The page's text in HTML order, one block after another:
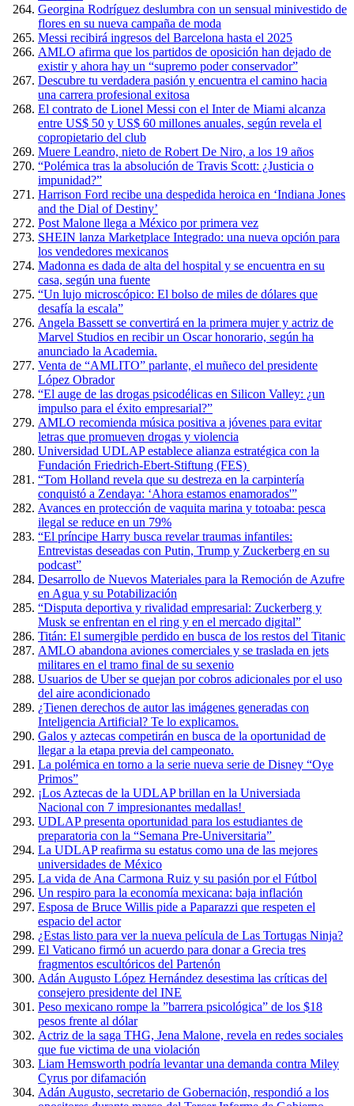
Georgina Rodríguez deslumbra con un sensual minivestido de
flores en su nueva campaña de moda
Messi recibirá ingresos del Barcelona hasta el 2025
AMLO afirma que los partidos de oposición han dejado de
existir y ahora hay un “supremo poder conservador”
Descubre tu verdadera pasión y encuentra el camino hacia
una carrera profesional exitosa
El contrato de Lionel Messi con el Inter de Miami alcanza
entre US$ 50 y US$ 60 millones anuales, según revela el
copropietario del club
Muere Leandro, nieto de Robert De Niro, a los 19 años
“Polémica tras la absolución de Travis Scott: ¿Justicia o
impunidad?”
Harrison Ford recibe una despedida heroica en ‘Indiana Jones
and the Dial of Destiny’
Post Malone llega a México por primera vez
SHEIN lanza Marketplace Integrado: una nueva opción para
los vendedores mexicanos
Madonna es dada de alta del hospital y se encuentra en su
casa, según una fuente
“Un lujo microscópico: El bolso de miles de dólares que
desafía la escala”
Angela Bassett se convertirá en la primera mujer y actriz de
Marvel Studios en recibir un Oscar honorario, según ha
anunciado la Academia.
Venta de “AMLITO” parlante, el muñeco del presidente
López Obrador
“El auge de las drogas psicodélicas en Silicon Valley: ¿un
impulso para el éxito empresarial?”
AMLO recomienda música positiva a jóvenes para evitar
letras que promueven drogas y violencia
Universidad UDLAP establece alianza estratégica con la
Fundación Friedrich-Ebert-Stiftung (FES)
“Tom Holland revela que su destreza en la carpintería
conquistó a Zendaya: ‘Ahora estamos enamorados'”
Avances en protección de vaquita marina y totoaba: pesca
ilegal se reduce en un 79%
“El príncipe Harry busca revelar traumas infantiles:
Entrevistas deseadas con Putin, Trump y Zuckerberg en su
podcast”
Desarrollo de Nuevos Materiales para la Remoción de Azufre
en Agua y su Potabilización
“Disputa deportiva y rivalidad empresarial: Zuckerberg y
Musk se enfrentan en el ring y en el mercado digital”
Titán: El sumergible perdido en busca de los restos del Titanic
AMLO abandona aviones comerciales y se traslada en jets
militares en el tramo final de su sexenio
Usuarios de Uber se quejan por cobros adicionales por el uso
del aire acondicionado
¿Tienen derechos de autor las imágenes generadas con
Inteligencia Artificial? Te lo explicamos.
Galos y aztecas competirán en busca de la oportunidad de
llegar a la etapa previa del campeonato.
La polémica en torno a la serie nueva serie de Disney “Oye
Primos”
¡Los Aztecas de la UDLAP brillan en la Universiada
Nacional con 7 impresionantes medallas!
UDLAP presenta oportunidad para los estudiantes de
preparatoria con la “Semana Pre-Universitaria”
La UDLAP reafirma su estatus como una de las mejores
universidades de México
La vida de Ana Carmona Ruiz y su pasión por el Fútbol
Un respiro para la economía mexicana: baja inflación
Esposa de Bruce Willis pide a Paparazzi que respeten el
espacio del actor
¿Estas listo para ver la nueva película de Las Tortugas Ninja?
El Vaticano firmó un acuerdo para donar a Grecia tres
fragmentos escultóricos del Partenón
Adán Augusto López Hernández desestima las críticas del
consejero presidente del INE
Peso mexicano rompe la ”barrera psicológica” de los $18
pesos frente al dólar
Actriz de la saga THG, Jena Malone, revela en redes sociales
que fue victima de una violación
Liam Hemsworth podría levantar una demanda contra Miley
Cyrus por difamación
Adán Augusto, secretario de Gobernación, respondió a los